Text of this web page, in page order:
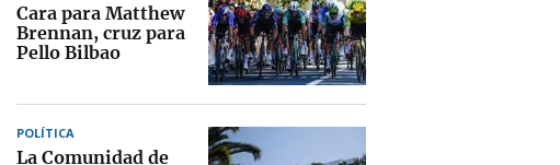
Cara para Matthew
Brennan, cruz para
Pello Bilbao
POLÍTICA
La Comunidad de